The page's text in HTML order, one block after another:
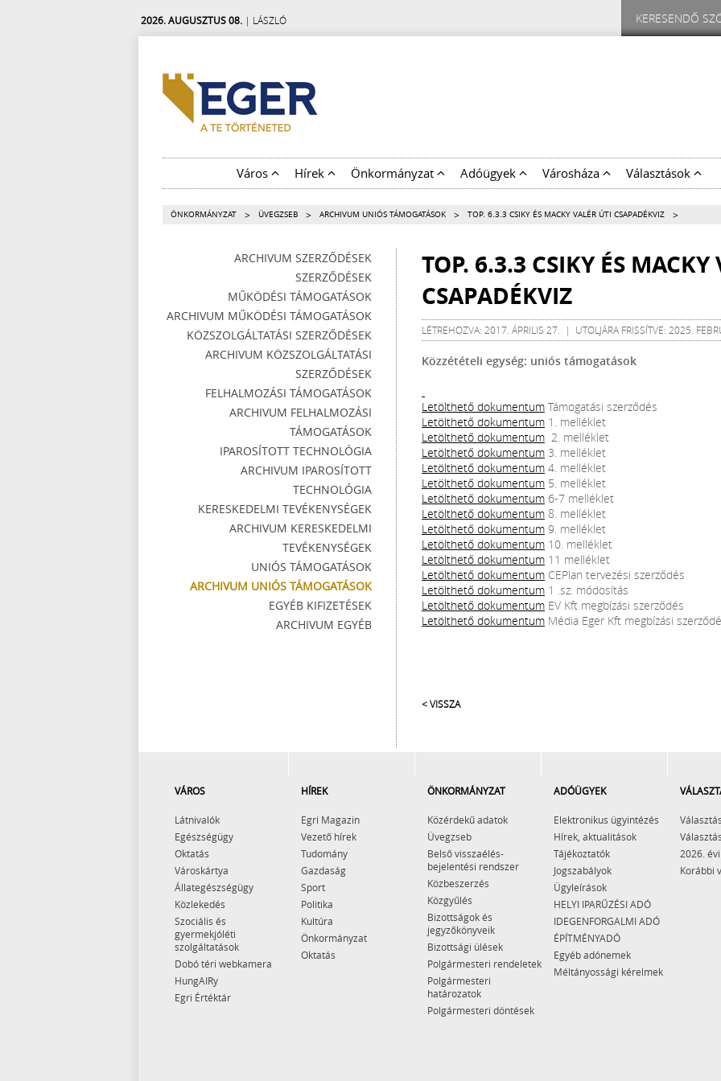
2026. AUGUSZTUS 08. | LÁSZLÓ
Város Hírek Önkormányzat Adóügyek Városháza Választások
ÖNKORMÁNYZAT > ÜVEGZSEB > ARCHIVUM UNIÓS TÁMOGATÁSOK > TOP. 6.3.3 CSIKY ÉS MACKY VALÉR ÚTI CSAPADÉKVIZ >
ARCHIVUM SZERZŐDÉSEK
SZERZŐDÉSEK
MŰKÖDÉSI TÁMOGATÁSOK
ARCHIVUM MŰKÖDÉSI TÁMOGATÁSOK
KÖZSZOLGÁLTATÁSI SZERZŐDÉSEK
ARCHIVUM KÖZSZOLGÁLTATÁSI
SZERZŐDÉSEK
FELHALMOZÁSI TÁMOGATÁSOK
ARCHIVUM FELHALMOZÁSI
TÁMOGATÁSOK
IPAROSÍTOTT TECHNOLÓGIA
ARCHIVUM IPAROSÍTOTT
TECHNOLÓGIA
KERESKEDELMI TEVÉKENYSÉGEK
ARCHIVUM KERESKEDELMI
TEVÉKENYSÉGEK
UNIÓS TÁMOGATÁSOK
ARCHIVUM UNIÓS TÁMOGATÁSOK
EGYÉB KIFIZETÉSEK
ARCHIVUM EGYÉB
TOP. 6.3.3 CSIKY ÉS MACKY
CSAPADÉKVIZ
LÉTREHOZVA: 2017. ÁPRILIS 27. | UTOLJÁRA FRISSÍTVE: 2025.
Közzétételi egység: uniós támogatások
Letölthető dokumentum Támogatási szerződés
Letölthető dokumentum 1. melléklet
Letölthető dokumentum 2. melléklet
Letölthető dokumentum 3. melléklet
Letölthető dokumentum 4. melléklet
Letölthető dokumentum 5. melléklet
Letölthető dokumentum 6-7 melléklet
Letölthető dokumentum 8. melléklet
Letölthető dokumentum 9. melléklet
Letölthető dokumentum 10. melléklet
Letölthető dokumentum 11 melléklet
Letölthető dokumentum CEPlan tervezési szerződés
Letölthető dokumentum 1 .sz. módosítás
Letölthető dokumentum EV Kft megbízási szerződés
Letölthető dokumentum Média Eger Kft megbízási
< VISSZA
VÁROS
Látnivalók
Egészségügy
Oktatás
Városkártya
Állategészségügy
Közlekedés
Szociális és
gyermekjóléti
szolgáltatások
Dobó téri webkamera
HungAIRy
Egri Értéktár
HÍREK
Egri Magazin
Vezető hírek
Tudomány
Gazdaság
Sport
Politika
Kultúra
Önkormányzat
Oktatás
ÖNKORMÁNYZAT
Közérdekű adatok
Üvegzseb
Belső visszaélés-
bejelentési rendszer
Közbeszerzés
Közgyűlés
Bizottságok és
jegyzőkönyveik
Bizottsági ülések
Polgármesteri rendeletek
Polgármesteri
határozatok
Polgármesteri döntések
ADÓÜGYEK
Elektronikus ügyintézés
Hírek, aktualitások
Tájékoztatók
Jogszabályok
Ügyleírások
HELYI IPARŰZÉSI ADÓ
IDEGENFORGALMI ADÓ
ÉPÍTMÉNYADÓ
Egyéb adónemek
Méltányossági kérelmek
2026.
Korábbi